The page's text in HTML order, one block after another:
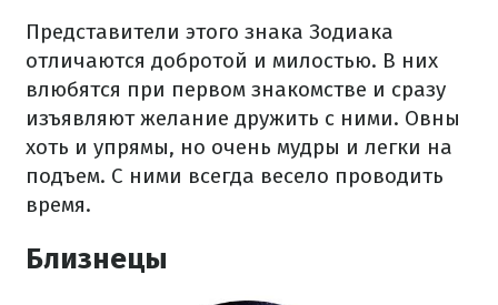
Представители этого знака Зодиака
отличаются добротой и милостью. В них
влюбятся при первом знакомстве и сразу
изъявляют желание дружить с ними. Овны
хоть и упрямы, но очень мудры и легки на
подъем. С ними всегда весело проводить
время.
Близнецы